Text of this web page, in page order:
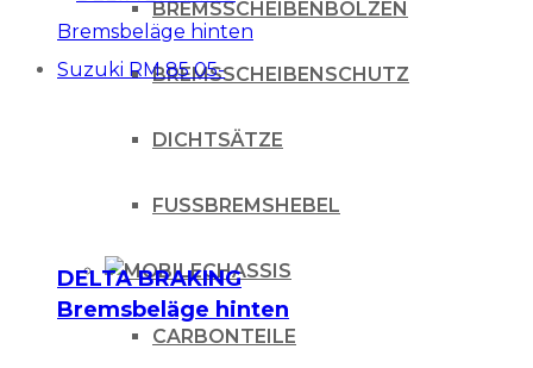
BREMSSCHEIBENBOLZEN
BREMSSCHEIBENSCHUTZ
DICHTSÄTZE
FUSSBREMSHEBEL
CHASSIS
CARBONTEILE
DELTA BRAKING
Bremsbeläge hinten
Suzuki RM 85 05-